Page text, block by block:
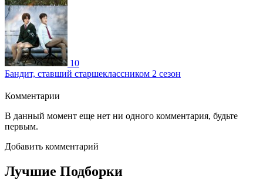
10
Бандит, ставший старшеклассником 2 сезон
Комментарии
В данный момент еще нет ни одного комментария, будьте
первым.
Добавить комментарий
Лучшие Подборки